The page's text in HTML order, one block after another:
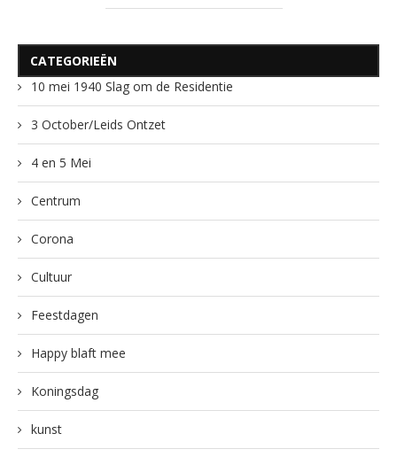
CATEGORIEËN
10 mei 1940 Slag om de Residentie
3 October/Leids Ontzet
4 en 5 Mei
Centrum
Corona
Cultuur
Feestdagen
Happy blaft mee
Koningsdag
kunst